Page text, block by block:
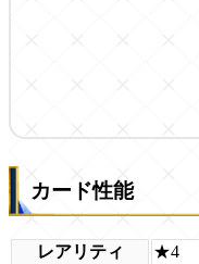
カード性能
レアリティ ★4